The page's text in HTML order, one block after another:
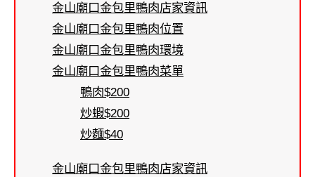
金山廟口金包里鴨肉店家資訊
金山廟口金包里鴨肉位置
金山廟口金包里鴨肉環境
金山廟口金包里鴨肉菜單
鴨肉$200
炒蝦$200
炒麵$40
金山廟口金包里鴨肉店家資訊